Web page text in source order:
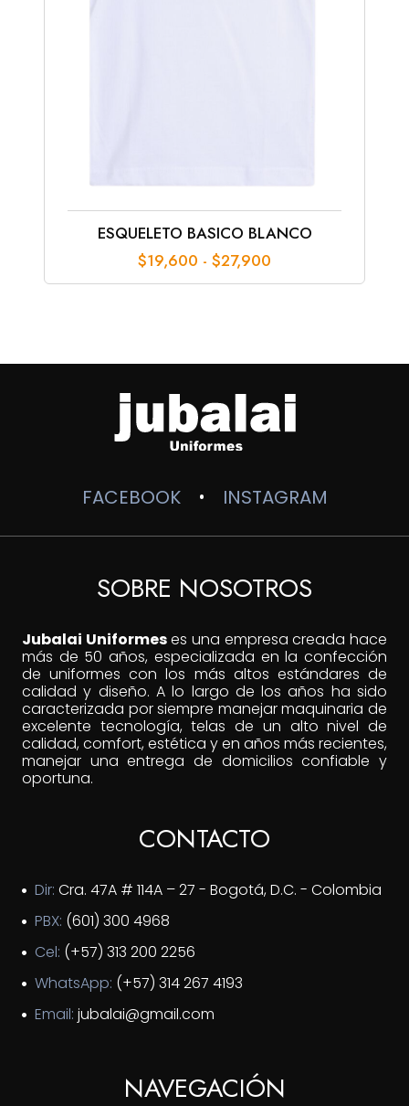
ESQUELETO BASICO BLANCO
$19,600 - $27,900
$27,900
FACEBOOK • INSTAGRAM
SOBRE NOSOTROS
Jubalai Uniformeses una empresa creada hace
más de 50 años, especializada en la confección
de uniformes con los más altos estándares de
calidad y diseño. A lo largo de los años ha sido
caracterizada por siempre manejar maquinaria de
excelente tecnología, telas de un alto nivel de
calidad, comfort, estética y en años más recientes,
manejar una entrega de domicilios confiable y
oportuna.
CONTACTO
Dir: Cra. 47A # 114A – 27 - Bogotá, D.C. - Colombia
PBX: (601) 300 4968
Cel: (+57) 313 200 2256
WhatsApp: (+57) 314 267 4193
Email: jubalai@gmail.com
NAVEGACIÓN